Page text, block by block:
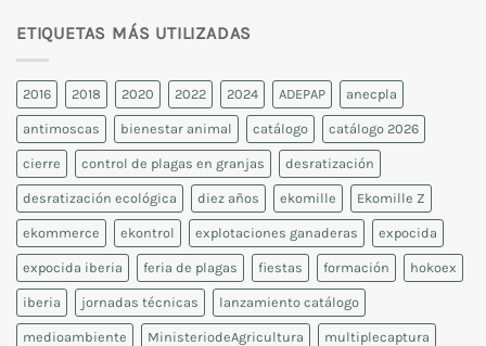
ETIQUETAS MÁS UTILIZADAS
2016 2018 2020 2022 2024 ADEPAP anecpla
antimoscas bienestar animal catálogo catálogo 2026
cierre control de plagas en granjas desratización
desratización ecológica diez años ekomille Ekomille Z
ekommerce ekontrol explotaciones ganaderas expocida
expocida iberia feria de plagas fiestas formación hokoex
iberia jornadas técnicas lanzamiento catálogo
medioambiente MinisteriodeAgricultura multiplecaptura